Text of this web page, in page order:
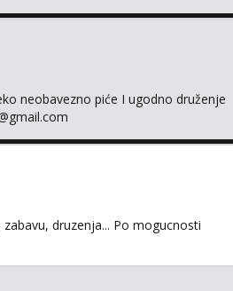
neobavezno piće I ugodno druženje
druzenja... Po mogucnosti